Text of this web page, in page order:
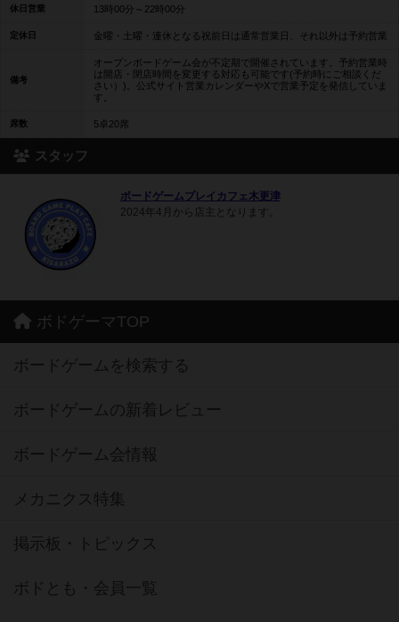
休日営業 13時00分～22時00分
定休日 金曜・土曜・連休となる祝前日は通常営業日、それ以外は予約営業
備考
オープンボードゲーム会が不定期で開催されています。予約営業時
は開店・閉店時間を変更する対応も可能です(予約時にご相談くだ
さい）)。公式サイト営業カレンダーやXで営業予定を発信していま
す。
席数 5卓20席
スタッフ
ボードゲームプレイカフェ木更津
2024年4月から店主となります。
ボドゲーマTOP
ボードゲームを検索する
ボードゲームの新着レビュー
ボードゲーム会情報
メカニクス特集
掲示板・トピックス
ボドとも・会員一覧